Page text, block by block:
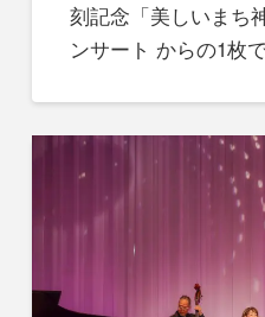
刻記念「美しいまち
ンサート からの1枚